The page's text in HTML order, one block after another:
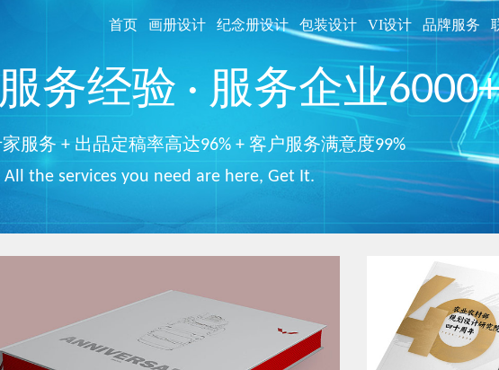
首页 画册设计 纪念册设计 包装设计 VI设计 品牌服务
务经验 · 服务企业
服务 + 出品定稿率高达96% + 客户服务满意度99%
All the services you need are here, Get It.